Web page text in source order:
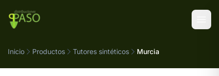
Inicio Productos Tutores sintéticos Murcia